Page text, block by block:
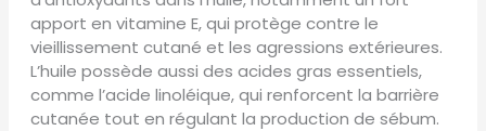
apport en vitamine E, qui protège contre le
vieillissement cutané et les agressions extérieures.
L’huile possède aussi des acides gras essentiels,
comme l’acide linoléique, qui renforcent la barrière
cutanée tout en régulant la production de sébum.